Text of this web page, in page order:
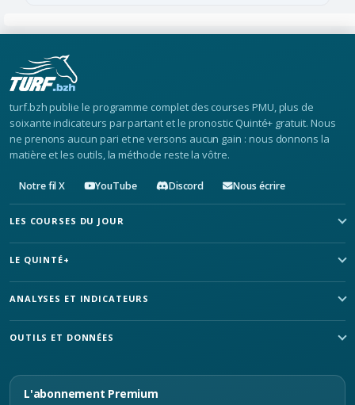
turf.bzh publie le programme complet des courses PMU, plus de
soixante indicateurs par partant et le pronostic Quinté+ gratuit. Nous
ne prenons aucun pari et ne versons aucun gain : nous donnons la
matière et les outils, la méthode reste la vôtre.
Notre fil X YouTube Discord Nous écrire
LES COURSES DU JOUR
LE QUINTÉ+
ANALYSES ET INDICATEURS
OUTILS ET DONNÉES
L'abonnement Premium